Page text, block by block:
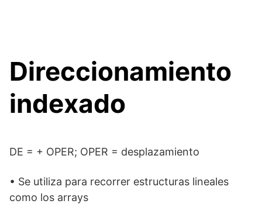
Direccionamiento
indexado
DE = + OPER; OPER = desplazamiento
• Se utiliza para recorrer estructuras lineales
como los arrays